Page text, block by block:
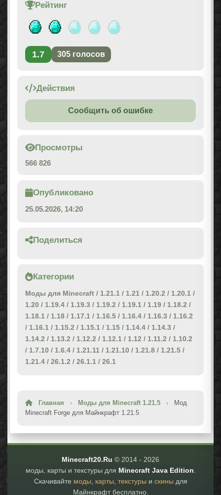
Рейтинг
1.7 305 голосов
Действия
Сообщить об ошибке
Просмотры
566 826
Опубликовано
25.05.2026, 14:20
Поделиться
Категории
Моды для Minecraft / 1.21.1 / 1.21 / 1.20.2 / 1.20.1 /
1.20 / 1.19.4 / 1.19.3 / 1.19.2 / 1.19.1 / 1.19 / 1.18.2 /
1.18.1 / 1.18 / 1.17.1 / 1.16.5 / 1.16.4 / 1.16.3 / 1.16.2
/ 1.16.1 / 1.15.2 / 1.15.1 / 1.15 / 1.14.4 / 1.14.3 /
1.14.2 / 1.13.2 / 1.12.2 / 1.12.1 / 1.12 / 1.11.2 / 1.10.2
/ 1.7.10 / 1.6.4 / 1.21.11 / 1.21.10 / 1.21.8 / 1.21.5 /
1.21.4 / 26.1.2 / 26.1.1 / 26.1
Главная › Моды для Minecraft 1.21.5 ›
Мод
Minecraft Forge для Майнкрафт 1.21.5
Minecraft20.Ru © 2014 - 2026
моды, карты и текстуры для Minecraft Java Edition.
Скачивайте моды, карты, текстуры и скины для
Майнкрафт бесплатно.